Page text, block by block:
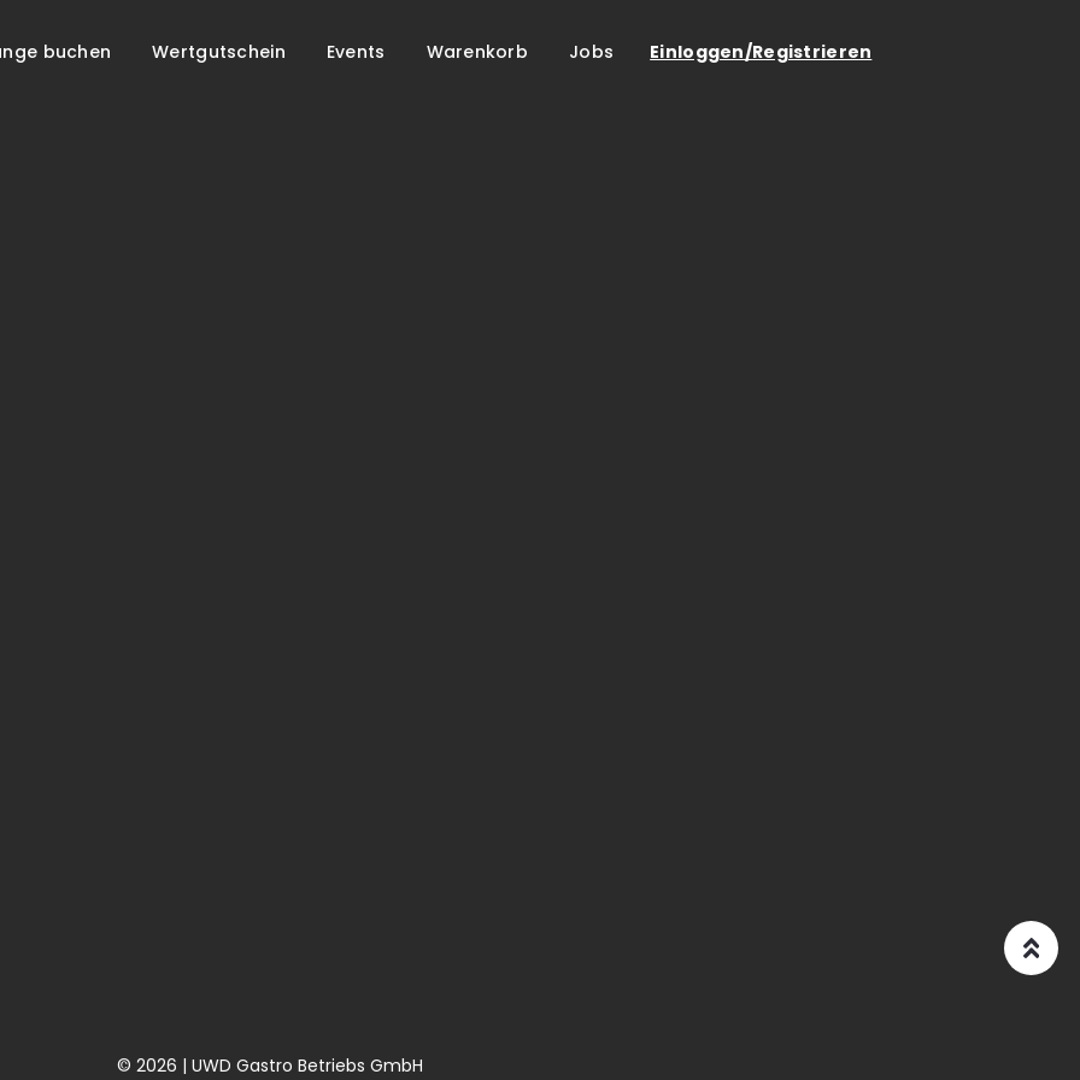
Einloggen/Registrieren
buchen Wertgutschein Events Warenkorb Jobs
© 2026 | UWD Gastro Betriebs GmbH